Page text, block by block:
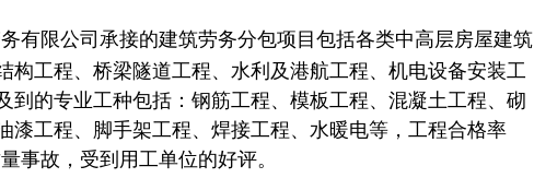
有限公司承接的建筑劳务分包项目包括各类中高层房屋建筑
构工程、桥梁隧道工程、水利及港航工程、机电设备安装工
到的专业工种包括：钢筋工程、模板工程、混凝土工程、砌
漆工程、脚手架工程、焊接工程、水暖电等，工程合格率
事故，受到用工单位的好评。